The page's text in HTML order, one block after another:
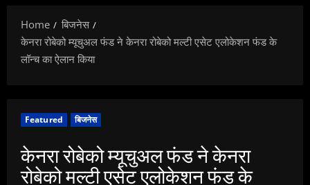
Home
बिजनेस
केनरा रोबेको म्यूचुअल फंड ने केनरा रोबेको मल्टी एसेट एलोकेशन फंड के
लॉन्च का ऐलान किया
Featured बिजनेस
केनरा रोबेको म्यूचुअल फंड ने केनरा
रोबेको मल्टी एसेट एलोकेशन फंड के